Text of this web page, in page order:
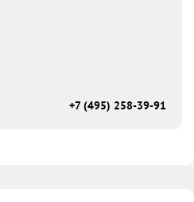
+7 (495) 258-39-91